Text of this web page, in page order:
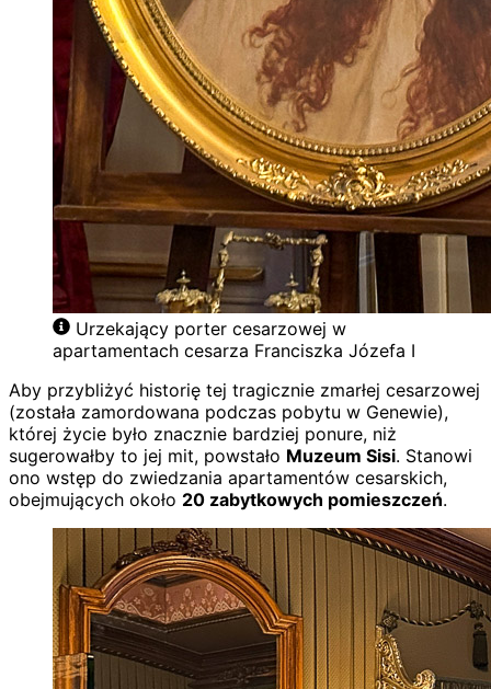
Urzekający porter cesarzowej w
apartamentach cesarza Franciszka Józefa I
Aby przybliżyć historię tej tragicznie zmarłej cesarzowej
(została zamordowana podczas pobytu w Genewie),
której życie było znacznie bardziej ponure, niż
sugerowałby to jej mit, powstało Muzeum Sisi. Stanowi
ono wstęp do zwiedzania apartamentów cesarskich,
obejmujących około 20 zabytkowych pomieszczeń.